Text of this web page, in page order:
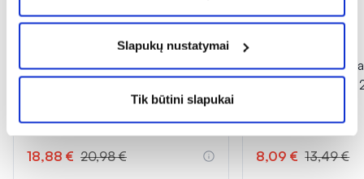
Slapukų nustatymai
Tik būtini slapukai
LA ROCHE-POSAY prausimosi
18,88 € 20,98 €
PHARMACERIS
PURI-ICHTILIUM,
Įvertinimas 5.0 iš 5
(1)
8,09 € 13,49 €